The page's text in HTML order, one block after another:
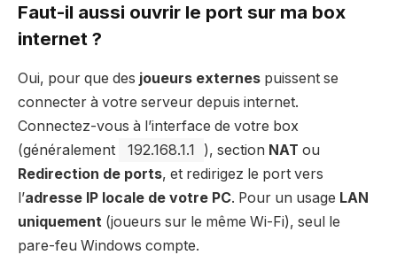
Faut-il aussi ouvrir le port sur ma box
internet ?
Oui, pour que des joueurs externes puissent se
connecter à votre serveur depuis internet.
Connectez-vous à l’interface de votre box
(généralement
192.168.1.1 ), section NAT ou
Redirection de ports, et redirigez le port vers
l’adresse IP locale de votre PC. Pour un usage LAN
uniquement (joueurs sur le même Wi-Fi), seul le
pare-feu Windows compte.